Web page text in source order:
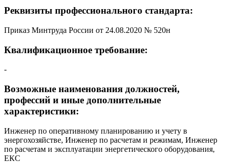
Реквизиты профессионального стандарта:
Приказ Минтруда России от 24.08.2020 № 520н
Квалификационное требование:
-
Возможные наименования должностей,
профессий и иные дополнительные
характеристики:
Инженер по оперативному планированию и учету в
энергохозяйстве, Инженер по расчетам и режимам, Инженер
по расчетам и эксплуатации энергетического оборудования,
ЕКС